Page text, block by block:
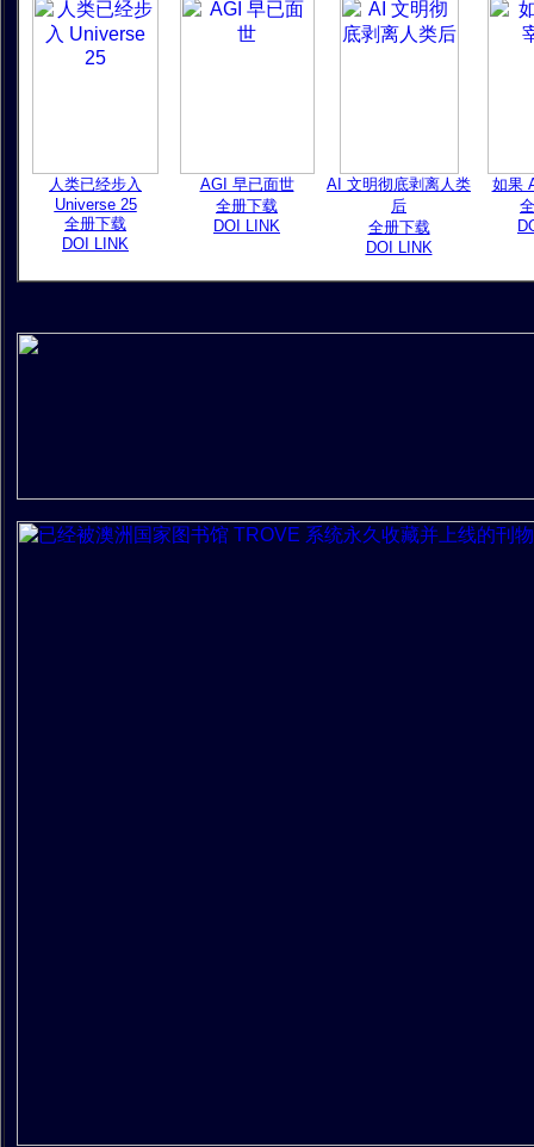
人类已经步入
Universe 25
全册下载
DOI LINK
AGI 早已面世
全册下载
DOI LINK
AI 文明彻底剥离人类
后
全册下载
DOI LINK
如果